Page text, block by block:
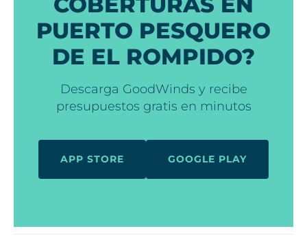
PUERTO PESQUERO
DE EL ROMPIDO?
Descarga GoodWinds y recibe
presupuestos gratis en minutos
APP STORE GOOGLE PLAY